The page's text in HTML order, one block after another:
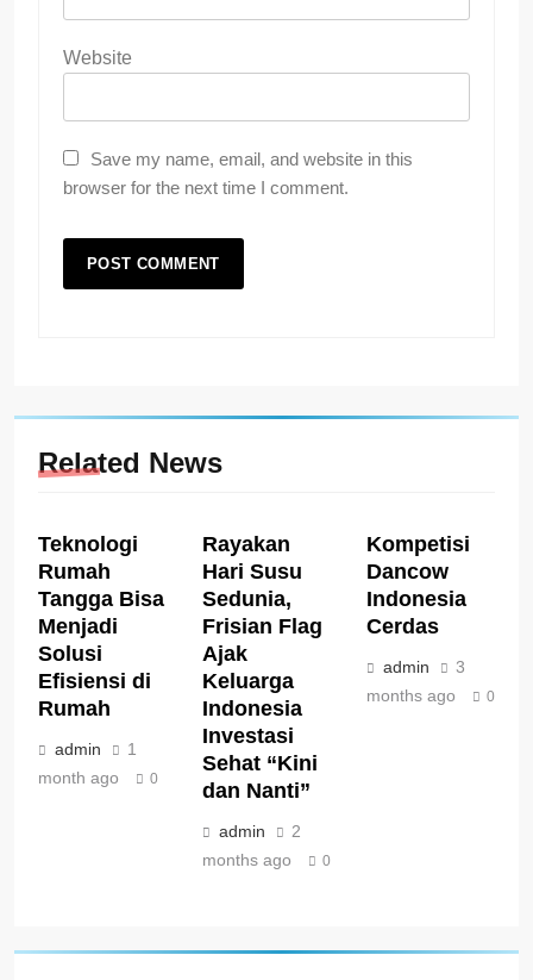
Website
Save my name, email, and website in this
browser for the next time I comment.
Related News
Teknologi
Rumah
Tangga Bisa
Menjadi
Solusi
Efisiensi di
Rumah
admin
1
month ago
0
Rayakan
Hari Susu
Sedunia,
Frisian Flag
Ajak
Keluarga
Indonesia
Investasi
Sehat “Kini
dan Nanti”
admin
2
months ago
0
Kompetisi
Dancow
Indonesia
Cerdas
admin
3
months ago
0